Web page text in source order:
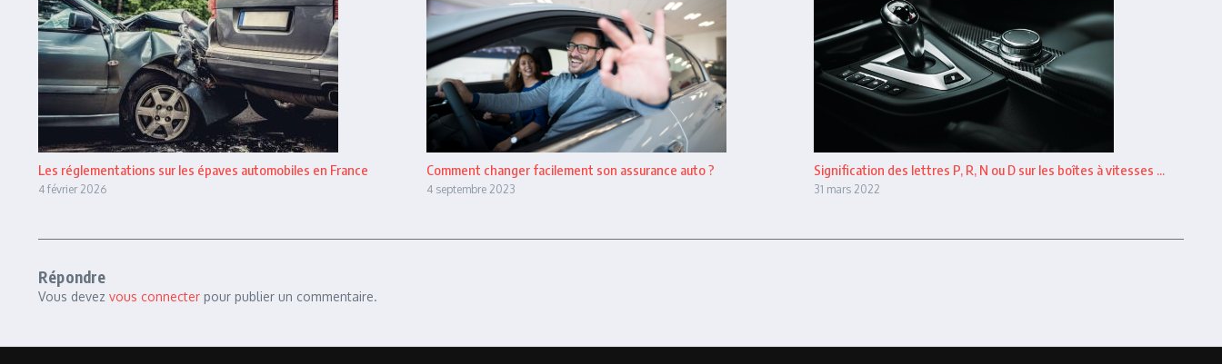
Les réglementations sur les épaves automobiles en France
4 février 2026
Comment changer facilement son assurance auto ?
4 septembre 2023
Signification des lettres P, R, N ou D sur les boîtes à vitesses ...
31 mars 2022
Répondre
Vous devez vous connecter pour publier un commentaire.